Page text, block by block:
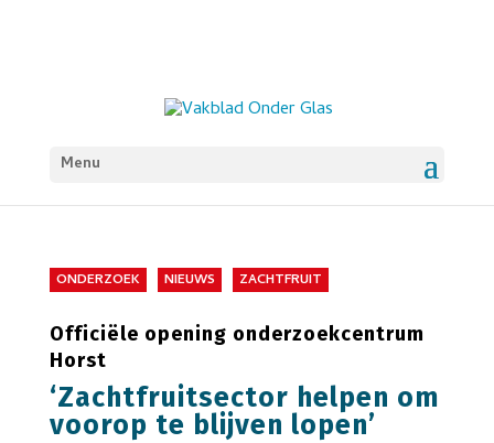
Menu
ONDERZOEK NIEUWS ZACHTFRUIT
Officiële opening onderzoekcentrum
Horst
‘Zachtfruitsector helpen om
voorop te blijven lopen’